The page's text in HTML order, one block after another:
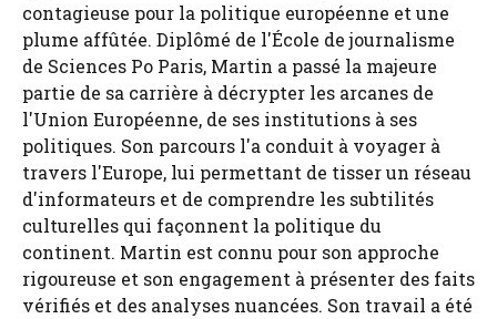
contagieuse pour la politique européenne et une
plume affûtée. Diplômé de l'École de journalisme
de Sciences Po Paris, Martin a passé la majeure
partie de sa carrière à décrypter les arcanes de
l'Union Européenne, de ses institutions à ses
politiques. Son parcours l'a conduit à voyager à
travers l'Europe, lui permettant de tisser un réseau
d'informateurs et de comprendre les subtilités
culturelles qui façonnent la politique du
continent. Martin est connu pour son approche
rigoureuse et son engagement à présenter des faits
vérifiés et des analyses nuancées. Son travail a été